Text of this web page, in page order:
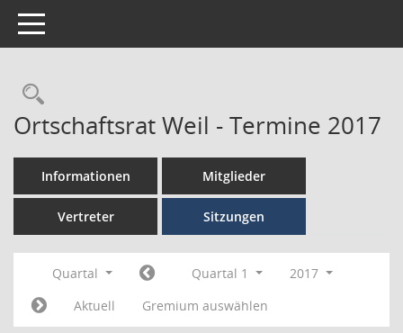
Toggle navigation
Ortschaftsrat Weil - Termine 2017
Informationen Mitglieder
Vertreter Sitzungen
Quartal Quartal 1
2017
Aktuell
Gremium auswählen